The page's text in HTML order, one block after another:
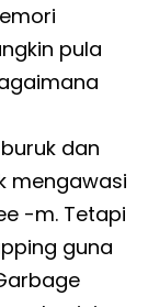
pula
dan
mengawasi
-m. Tetapi
guna